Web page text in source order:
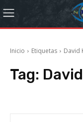
Inicio Etiquetas David
Tag: